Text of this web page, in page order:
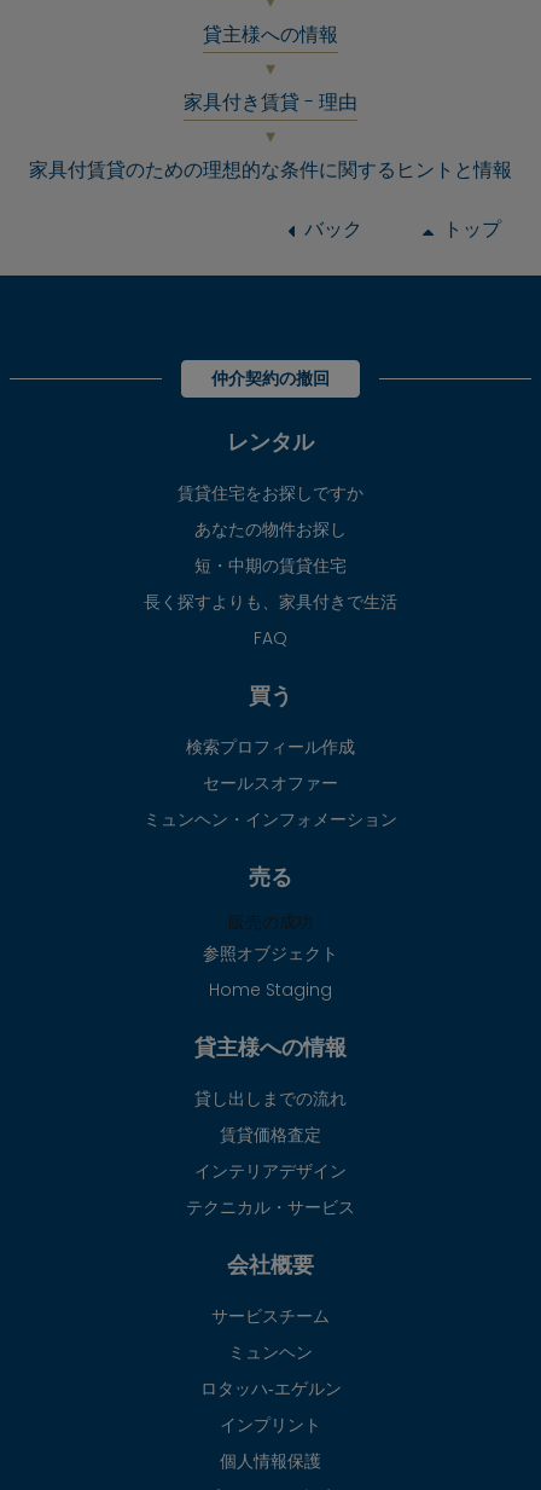
貸主様への情報
家具付き賃貸 - 理由
家具付賃貸のための理想的な条件に関するヒントと情報
バック トップ
仲介契約の撤回
レンタル
賃貸住宅をお探しですか
あなたの物件お探し
短・中期の賃貸住宅
長く探すよりも、家具付きで生活
FAQ
買う
検索プロフィール作成
セールスオファー
ミュンヘン・インフォメーション
売る
販売の成功
参照オブジェクト
Home Staging
貸主様への情報
貸し出しまでの流れ
賃貸価格査定
インテリアデザイン
テクニカル・サービス
会社概要
サービスチーム
ミュンヘン
ロタッハ‐エゲルン
インプリント
個人情報保護